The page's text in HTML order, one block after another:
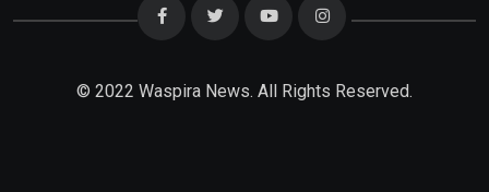
© 2022 Waspira News. All Rights Reserved.